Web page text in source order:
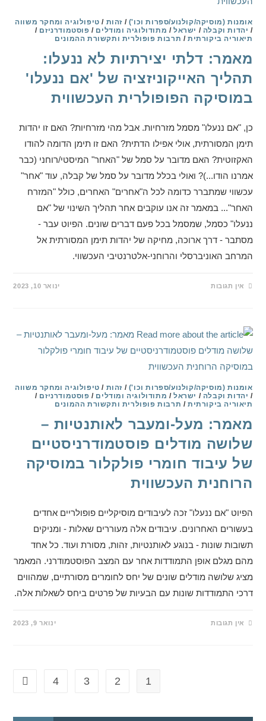
אומנות (מוסיקה/קולנוע/ספרות וכו') /זהות / טיפולוגיה ומחקר משווה
/ יהדות וקבלה / ישראל / מתודולוגיה ומודלים / פוסטמודרניזם /
תיאוריה ביקורתית / תרבות פופולרית ותקשורת ההמונים
מאמר: דלתי יצירתיות לא ננעלו:
תהליך האייקוניזציה של 'אם ננעלו'
במוסיקה הפופולרית העכשווית
כן, "אם ננעלו" מסמל מזרחיות. אבל מהי מזרחיות? האם זו יהדות
תימן המסורתית, אולי אפילו הדתית? האם זו תימן הדומה להודו
האקזוטית? האם מדובר על סמל של "האחר" המיסטי/רוחני (כבר
אמרנו הודו...)? ואולי בכלל מדובר על סמל של קבלה, עוד "אחר"
עכשווי שמתברר כדומה לכל ה"אחרים" האחרים, כולל "המזרח
האחר"... במאמר זה אנו עוקבים אחר תהליך השינוי של "אם
ננעלו" כסמל, שמסמל בכל פעם דברים שונים. הפיוט עבר -
מסתבר - דרך ארוכה, מחיקה של יהדות תימן המסורתית אל
המרחב האוניברסלי והרוחני-אלטרנטיבי העכשווי.
אין תגובות ינואר 10, 2023
אומנות (מוסיקה/קולנוע/ספרות וכו') /זהות / טיפולוגיה ומחקר משווה
/ יהדות וקבלה / ישראל / מתודולוגיה ומודלים / פוסטמודרניזם /
תיאוריה ביקורתית / תרבות פופולרית ותקשורת ההמונים
מאמר: מעל-ומעבר לאותנטיות –
שלושה מודלים פוסטמודרניסטיים
של עיבוד חומרי פולקלור במוסיקה
הרוחנית העכשווית
הפיוט "אם ננעלו" זכה לעיבודים מוסיקליים פופולריים אחדים
בעשורים האחרונים. עיבודים אלה מעוררים שאלות - ומניקים
תשובות שונות - בנוגע לאותנטיות, זהות, מסורת ועוד. כל אחד
מהם מגלם אופן התמודדות אחר עם המצב הפוסטמודרני. המאמר
מציג שלושה מודלים שונים של יחס לחומרים מסורתיים, שמהווים
דרכי התמודדות שונות עם הבעיות של פרטים ביחס לשאלות אלה.
אין תגובות ינואר 9, 2023
1
2
3
4